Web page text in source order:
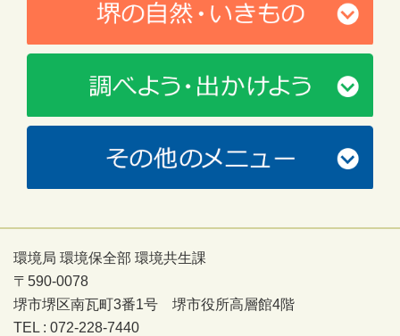
環境局 環境保全部 環境共生課
〒590-0078
堺市堺区南瓦町3番1号 堺市役所高層館4階
TEL : 072-228-7440